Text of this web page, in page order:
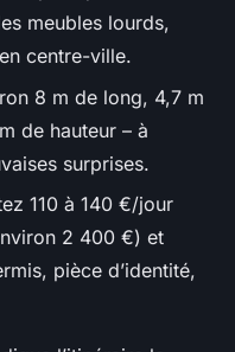
meubles lourds,
centre-ville.
8 m de long, 4,7 m
de hauteur – à
surprises.
110 à 140 €/jour
2 400 €) et
pièce d’identité,